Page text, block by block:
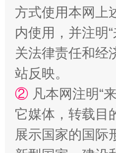
方式使用本网上
内使用，并注明
关法律责任和经
站反映。
② 凡本网注明“
它媒体，转载目
展示国家的国际